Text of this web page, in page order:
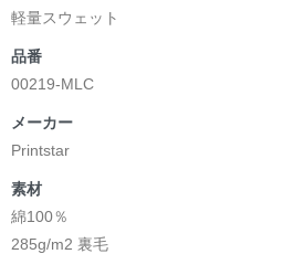
軽量スウェット
品番
00219-MLC
メーカー
Printstar
素材
綿100％
285g/m2 裏毛